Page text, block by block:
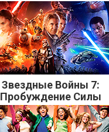
Звездные Войны 7:
Пробуждение Силы